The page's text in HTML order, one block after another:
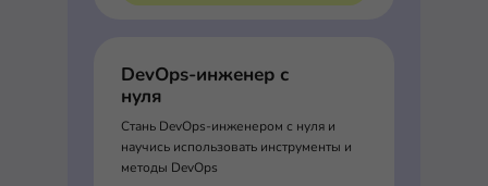
DevOps-инженер с
нуля
Стань DevOps-инженером с нуля и
научись использовать инструменты и
методы DevOps